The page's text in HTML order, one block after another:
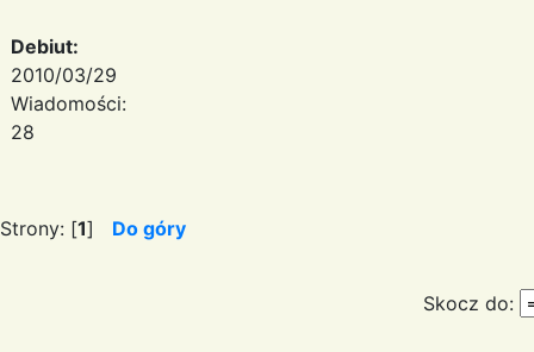
Debiut:
2010/03/29
Wiadomości:
28
Strony: [1] Do góry
Skocz do: